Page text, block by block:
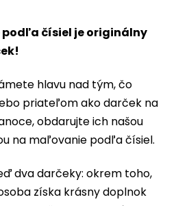
podľa čísiel je originálny
hlavu nad tým, čo
priateľom ako darček na
obdarujte ich našou
na maľovanie podľa čísiel.
dva darčeky: okrem toho,
získa krásny doplnok